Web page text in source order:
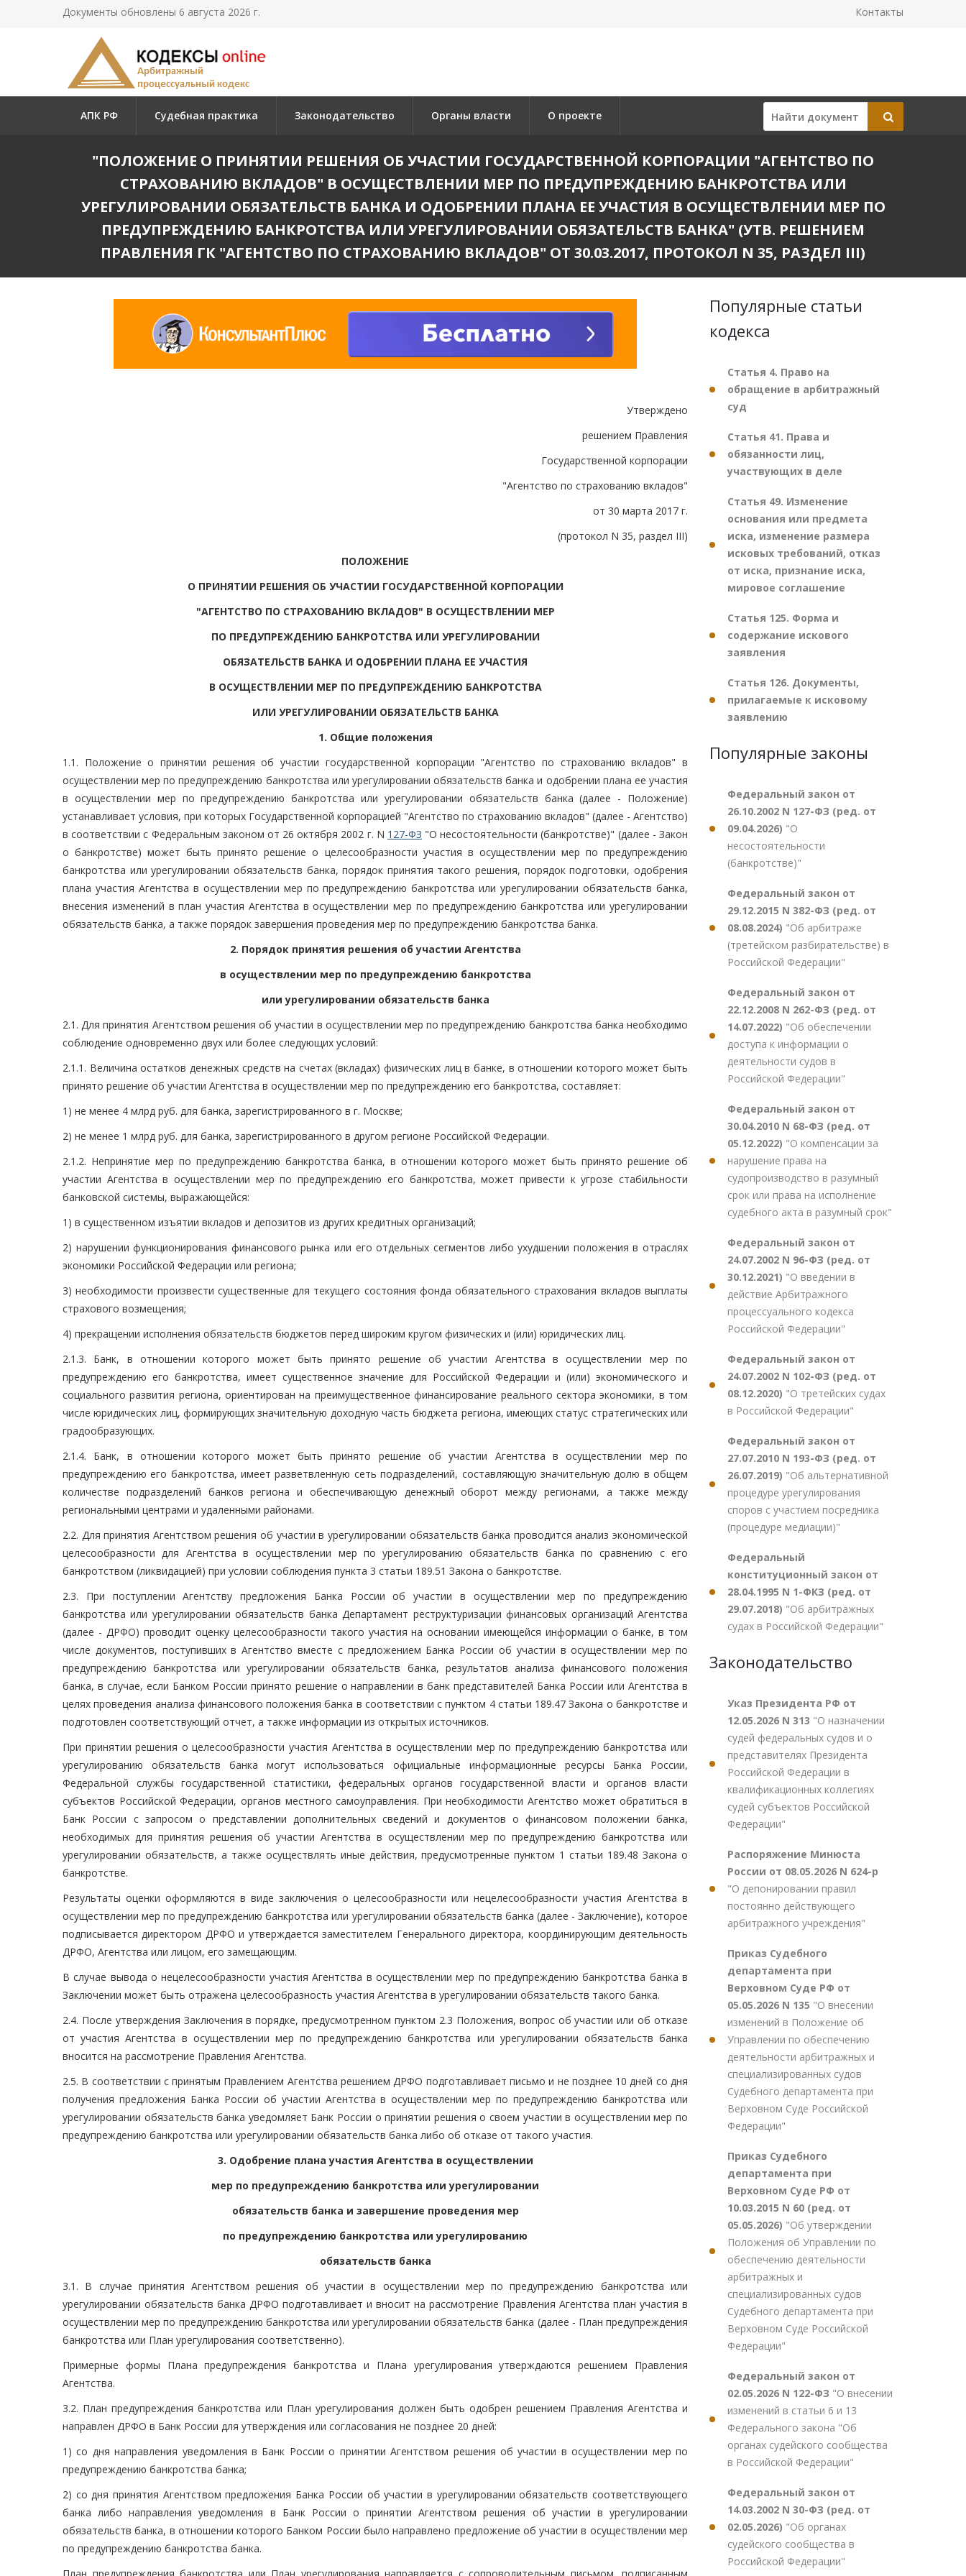
Документы обновлены 6 августа 2026 г. Контакты
АПК РФ Судебная практика Законодательство Органы власти О проекте
"ПОЛОЖЕНИЕ О ПРИНЯТИИ РЕШЕНИЯ ОБ УЧАСТИИ ГОСУДАРСТВЕННОЙ КОРПОРАЦИИ "АГЕНТСТВО ПО
СТРАХОВАНИЮ ВКЛАДОВ" В ОСУЩЕСТВЛЕНИИ МЕР ПО ПРЕДУПРЕЖДЕНИЮ БАНКРОТСТВА ИЛИ
УРЕГУЛИРОВАНИИ ОБЯЗАТЕЛЬСТВ БАНКА И ОДОБРЕНИИ ПЛАНА ЕЕ УЧАСТИЯ В ОСУЩЕСТВЛЕНИИ МЕР ПО
ПРЕДУПРЕЖДЕНИЮ БАНКРОТСТВА ИЛИ УРЕГУЛИРОВАНИИ ОБЯЗАТЕЛЬСТВ БАНКА" (УТВ. РЕШЕНИЕМ
ПРАВЛЕНИЯ ГК "АГЕНТСТВО ПО СТРАХОВАНИЮ ВКЛАДОВ" ОТ 30.03.2017, ПРОТОКОЛ N 35, РАЗДЕЛ III)
Утверждено
решением Правления
Государственной корпорации
"Агентство по страхованию вкладов"
от 30 марта 2017 г.
(протокол N 35, раздел III)
ПОЛОЖЕНИЕ
О ПРИНЯТИИ РЕШЕНИЯ ОБ УЧАСТИИ ГОСУДАРСТВЕННОЙ КОРПОРАЦИИ
"АГЕНТСТВО ПО СТРАХОВАНИЮ ВКЛАДОВ" В ОСУЩЕСТВЛЕНИИ МЕР
ПО ПРЕДУПРЕЖДЕНИЮ БАНКРОТСТВА ИЛИ УРЕГУЛИРОВАНИИ
ОБЯЗАТЕЛЬСТВ БАНКА И ОДОБРЕНИИ ПЛАНА ЕЕ УЧАСТИЯ
В ОСУЩЕСТВЛЕНИИ МЕР ПО ПРЕДУПРЕЖДЕНИЮ БАНКРОТСТВА
ИЛИ УРЕГУЛИРОВАНИИ ОБЯЗАТЕЛЬСТВ БАНКА
1. Общие положения
1.1. Положение о принятии решения об участии государственной корпорации "Агентство по страхованию вкладов" в
осуществлении мер по предупреждению банкротства или урегулировании обязательств банка и одобрении плана ее участия
в осуществлении мер по предупреждению банкротства или урегулировании обязательств банка (далее - Положение)
устанавливает условия, при которых Государственной корпорацией "Агентство по страхованию вкладов" (далее - Агентство)
в соответствии с Федеральным законом от 26 октября 2002 г. N 127-ФЗ "О несостоятельности (банкротстве)" (далее - Закон
о банкротстве) может быть принято решение о целесообразности участия в осуществлении мер по предупреждению
банкротства или урегулировании обязательств банка, порядок принятия такого решения, порядок подготовки, одобрения
плана участия Агентства в осуществлении мер по предупреждению банкротства или урегулировании обязательств банка,
внесения изменений в план участия Агентства в осуществлении мер по предупреждению банкротства или урегулировании
обязательств банка, а также порядок завершения проведения мер по предупреждению банкротства банка.
2. Порядок принятия решения об участии Агентства
в осуществлении мер по предупреждению банкротства
или урегулировании обязательств банка
2.1. Для принятия Агентством решения об участии в осуществлении мер по предупреждению банкротства банка необходимо
соблюдение одновременно двух или более следующих условий:
2.1.1. Величина остатков денежных средств на счетах (вкладах) физических лиц в банке, в отношении которого может быть
принято решение об участии Агентства в осуществлении мер по предупреждению его банкротства, составляет:
1) не менее 4 млрд руб. для банка, зарегистрированного в г. Москве;
2) не менее 1 млрд руб. для банка, зарегистрированного в другом регионе Российской Федерации.
2.1.2. Непринятие мер по предупреждению банкротства банка, в отношении которого может быть принято решение об
участии Агентства в осуществлении мер по предупреждению его банкротства, может привести к угрозе стабильности
банковской системы, выражающейся:
1) в существенном изъятии вкладов и депозитов из других кредитных организаций;
2) нарушении функционирования финансового рынка или его отдельных сегментов либо ухудшении положения в отраслях
экономики Российской Федерации или региона;
3) необходимости произвести существенные для текущего состояния фонда обязательного страхования вкладов выплаты
страхового возмещения;
4) прекращении исполнения обязательств бюджетов перед широким кругом физических и (или) юридических лиц.
2.1.3. Банк, в отношении которого может быть принято решение об участии Агентства в осуществлении мер по
предупреждению его банкротства, имеет существенное значение для Российской Федерации и (или) экономического и
социального развития региона, ориентирован на преимущественное финансирование реального сектора экономики, в том
числе юридических лиц, формирующих значительную доходную часть бюджета региона, имеющих статус стратегических или
градообразующих.
2.1.4. Банк, в отношении которого может быть принято решение об участии Агентства в осуществлении мер по
предупреждению его банкротства, имеет разветвленную сеть подразделений, составляющую значительную долю в общем
количестве подразделений банков региона и обеспечивающую денежный оборот между регионами, а также между
региональными центрами и удаленными районами.
2.2. Для принятия Агентством решения об участии в урегулировании обязательств банка проводится анализ экономической
целесообразности для Агентства в осуществлении мер по урегулированию обязательств банка по сравнению с его
банкротством (ликвидацией) при условии соблюдения пункта 3 статьи 189.51 Закона о банкротстве.
2.3. При поступлении Агентству предложения Банка России об участии в осуществлении мер по предупреждению
банкротства или урегулировании обязательств банка Департамент реструктуризации финансовых организаций Агентства
(далее - ДРФО) проводит оценку целесообразности такого участия на основании имеющейся информации о банке, в том
числе документов, поступивших в Агентство вместе с предложением Банка России об участии в осуществлении мер по
предупреждению банкротства или урегулировании обязательств банка, результатов анализа финансового положения
банка, в случае, если Банком России принято решение о направлении в банк представителей Банка России или Агентства в
целях проведения анализа финансового положения банка в соответствии с пунктом 4 статьи 189.47 Закона о банкротстве и
подготовлен соответствующий отчет, а также информации из открытых источников.
При принятии решения о целесообразности участия Агентства в осуществлении мер по предупреждению банкротства или
урегулированию обязательств банка могут использоваться официальные информационные ресурсы Банка России,
Федеральной службы государственной статистики, федеральных органов государственной власти и органов власти
субъектов Российской Федерации, органов местного самоуправления. При необходимости Агентство может обратиться в
Банк России с запросом о представлении дополнительных сведений и документов о финансовом положении банка,
необходимых для принятия решения об участии Агентства в осуществлении мер по предупреждению банкротства или
урегулировании обязательств, а также осуществлять иные действия, предусмотренные пунктом 1 статьи 189.48 Закона о
банкротстве.
Результаты оценки оформляются в виде заключения о целесообразности или нецелесообразности участия Агентства в
осуществлении мер по предупреждению банкротства или урегулировании обязательств банка (далее - Заключение), которое
подписывается директором ДРФО и утверждается заместителем Генерального директора, координирующим деятельность
ДРФО, Агентства или лицом, его замещающим.
В случае вывода о нецелесообразности участия Агентства в осуществлении мер по предупреждению банкротства банка в
Заключении может быть отражена целесообразность участия Агентства в урегулировании обязательств такого банка.
2.4. После утверждения Заключения в порядке, предусмотренном пунктом 2.3 Положения, вопрос об участии или об отказе
от участия Агентства в осуществлении мер по предупреждению банкротства или урегулировании обязательств банка
вносится на рассмотрение Правления Агентства.
2.5. В соответствии с принятым Правлением Агентства решением ДРФО подготавливает письмо и не позднее 10 дней со дня
получения предложения Банка России об участии Агентства в осуществлении мер по предупреждению банкротства или
урегулировании обязательств банка уведомляет Банк России о принятии решения о своем участии в осуществлении мер по
предупреждению банкротства или урегулировании обязательств банка либо об отказе от такого участия.
3. Одобрение плана участия Агентства в осуществлении
мер по предупреждению банкротства или урегулировании
обязательств банка и завершение проведения мер
по предупреждению банкротства или урегулированию
обязательств банка
3.1. В случае принятия Агентством решения об участии в осуществлении мер по предупреждению банкротства или
урегулировании обязательств банка ДРФО подготавливает и вносит на рассмотрение Правления Агентства план участия в
осуществлении мер по предупреждению банкротства или урегулировании обязательств банка (далее - План предупреждения
банкротства или План урегулирования соответственно).
Примерные формы Плана предупреждения банкротства и Плана урегулирования утверждаются решением Правления
Агентства.
3.2. План предупреждения банкротства или План урегулирования должен быть одобрен решением Правления Агентства и
направлен ДРФО в Банк России для утверждения или согласования не позднее 20 дней:
1) со дня направления уведомления в Банк России о принятии Агентством решения об участии в осуществлении мер по
предупреждению банкротства банка;
2) со дня принятия Агентством предложения Банка России об участии в урегулировании обязательств соответствующего
банка либо направления уведомления в Банк России о принятии Агентством решения об участии в урегулировании
обязательств банка, в отношении которого Банком России было направлено предложение об участии в осуществлении мер
по предупреждению банкротства банка.
Популярные статьи
кодекса
Статья 4. Право на
обращение в арбитражный
суд
Статья 41. Права и
обязанности лиц,
участвующих в деле
Статья 49. Изменение
основания или предмета
иска, изменение размера
исковых требований, отказ
от иска, признание иска,
мировое соглашение
Статья 125. Форма и
содержание искового
заявления
Статья 126. Документы,
прилагаемые к исковому
заявлению
Популярные законы
Федеральный закон от
26.10.2002 N 127-ФЗ (ред. от
09.04.2026) "О
несостоятельности
(банкротстве)"
Федеральный закон от
29.12.2015 N 382-ФЗ (ред. от
08.08.2024) "Об арбитраже
(третейском разбирательстве) в
Российской Федерации"
Федеральный закон от
22.12.2008 N 262-ФЗ (ред. от
14.07.2022) "Об обеспечении
доступа к информации о
деятельности судов в
Российской Федерации"
Федеральный закон от
30.04.2010 N 68-ФЗ (ред. от
05.12.2022) "О компенсации за
нарушение права на
судопроизводство в разумный
срок или права на исполнение
судебного акта в разумный срок"
Федеральный закон от
24.07.2002 N 96-ФЗ (ред. от
30.12.2021) "О введении в
действие Арбитражного
процессуального кодекса
Российской Федерации"
Федеральный закон от
24.07.2002 N 102-ФЗ (ред. от
08.12.2020) "О третейских судах
в Российской Федерации"
Федеральный закон от
27.07.2010 N 193-ФЗ (ред. от
26.07.2019) "Об альтернативной
процедуре урегулирования
споров с участием посредника
(процедуре медиации)"
Федеральный
конституционный закон от
28.04.1995 N 1-ФКЗ (ред. от
29.07.2018) "Об арбитражных
судах в Российской Федерации"
Законодательство
Указ Президента РФ от
12.05.2026 N 313 "О назначении
судей федеральных судов и о
представителях Президента
Российской Федерации в
квалификационных коллегиях
судей субъектов Российской
Федерации"
Распоряжение Минюста
России от 08.05.2026 N 624-р
"О депонировании правил
постоянно действующего
арбитражного учреждения"
Приказ Судебного
департамента при
Верховном Суде РФ от
05.05.2026 N 135 "О внесении
изменений в Положение об
Управлении по обеспечению
деятельности арбитражных и
специализированных судов
Судебного департамента при
Верховном Суде Российской
Федерации"
Приказ Судебного
департамента при
Верховном Суде РФ от
10.03.2015 N 60 (ред. от
05.05.2026) "Об утверждении
Положения об Управлении по
обеспечению деятельности
арбитражных и
специализированных судов
Судебного департамента при
Верховном Суде Российской
Федерации"
Федеральный закон от
02.05.2026 N 122-ФЗ "О внесении
изменений в статьи 6 и 13
Федерального закона "Об
органах судейского сообщества
в Российской Федерации"
Федеральный закон от
14.03.2002 N 30-ФЗ (ред. от
02.05.2026) "Об органах
судейского сообщества в
Российской Федерации"